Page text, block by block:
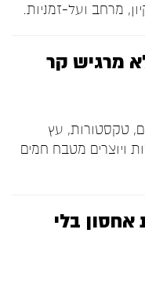
מרחב ועל-זמניות.
מרגיש קר
טקסטורות, עץ
ויוצרים מטבח חמים
בלי